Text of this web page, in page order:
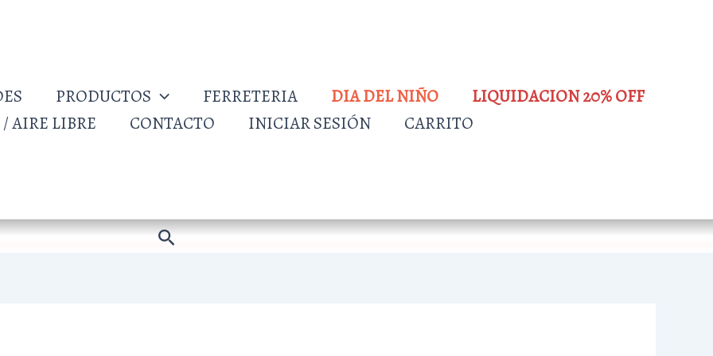
PRODUCTOS FERRETERIA DIA DEL NIÑO
LIQUIDACION 20% OFF
AIRE LIBRE
CONTACTO INICIAR SESIÓN CARRITO
Buscar